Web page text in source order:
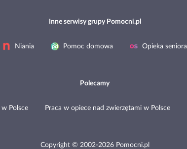
Inne serwisy grupy Pomocni.pl
Niania Pomoc domowa Opieka seniora
Polecamy
Polsce Praca w opiece nad zwierzętami w Polsce
Copyright © 2002-2026 Pomocni.pl